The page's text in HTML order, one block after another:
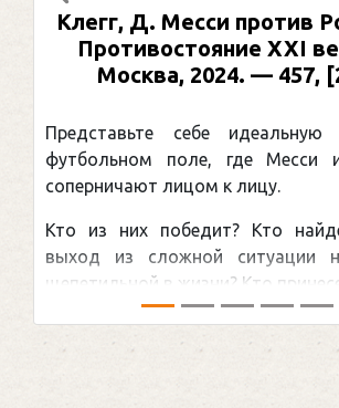
Клегг, Д. Месси против
Противостояние XXI
Москва, 2024. — 457,
Представьте себе
футбольном поле, где Месси
соперничают лицом к лицу.
Кто из них победит? Кто
выход из сложной ситуации
щепетильной в жизни? Кто
Предыдущий